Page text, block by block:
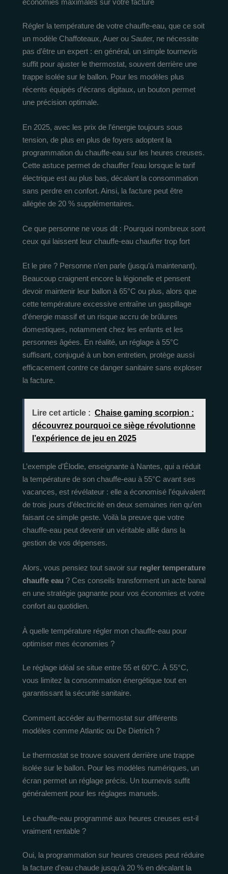
économies maximales sur votre facture
Régler la température de votre chauffe-eau, que ce soit
un modèle Chaffoteaux, Auer ou Sauter, ne nécessite
pas d’être un expert : en général, un simple tournevis
suffit pour ajuster le thermostat, souvent derrière une
trappe isolée sur le ballon. Pour les modèles plus
récents équipés d’écrans digitaux, un bouton permet
une précision optimale.
En 2025, avec les prix de l’énergie toujours sous
tension, de plus en plus de foyers adoptent la
programmation du chauffe-eau sur les heures creuses.
Cette astuce permet de chauffer l’eau lorsque le tarif
électrique est au plus bas, décalant la consommation
sans perdre en confort. Ainsi, la facture peut être
allégée de 20 % supplémentaires.
Ce que personne ne vous dit : Pourquoi nombreux sont
ceux qui laissent leur chauffe-eau chauffer trop fort
Et le pire ? Personne n’en parle (jusqu’à maintenant).
Beaucoup craignent encore la légionelle et pensent
devoir maintenir leur ballon à 65°C ou plus, alors que
cette température excessive entraîne un gaspillage
d’énergie massif et un risque accru de brûlures
domestiques, notamment chez les enfants et les
personnes âgées. En réalité, un réglage à 55°C
suffisant, conjugué à un bon entretien, protège aussi
efficacement contre ce danger sanitaire sans exploser
la facture.
Lire cet article : Chaise gaming scorpion :
découvrez pourquoi ce siège révolutionne
l’expérience de jeu en 2025
L’exemple d’Élodie, enseignante à Nantes, qui a réduit
la température de son chauffe-eau à 55°C avant ses
vacances, est révélateur : elle a économisé l’équivalent
de trois jours d’électricité en deux semaines rien qu’en
faisant ce simple geste. Voilà la preuve que votre
chauffe-eau peut devenir un véritable allié dans la
gestion de vos dépenses.
Alors, vous pensiez tout savoir sur regler temperature
chauffe eau ? Ces conseils transforment un acte banal
en une stratégie gagnante pour vos économies et votre
confort au quotidien.
À quelle température régler mon chauffe-eau pour
optimiser mes économies ?
Le réglage idéal se situe entre 55 et 60°C. À 55°C,
vous limitez la consommation énergétique tout en
garantissant la sécurité sanitaire.
Comment accéder au thermostat sur différents
modèles comme Atlantic ou De Dietrich ?
Le thermostat se trouve souvent derrière une trappe
isolée sur le ballon. Pour les modèles numériques, un
écran permet un réglage précis. Un tournevis suffit
généralement pour les réglages manuels.
Le chauffe-eau programmé aux heures creuses est-il
vraiment rentable ?
Oui, la programmation sur heures creuses peut réduire
la facture d’eau chaude jusqu’à 20 % en décalant la